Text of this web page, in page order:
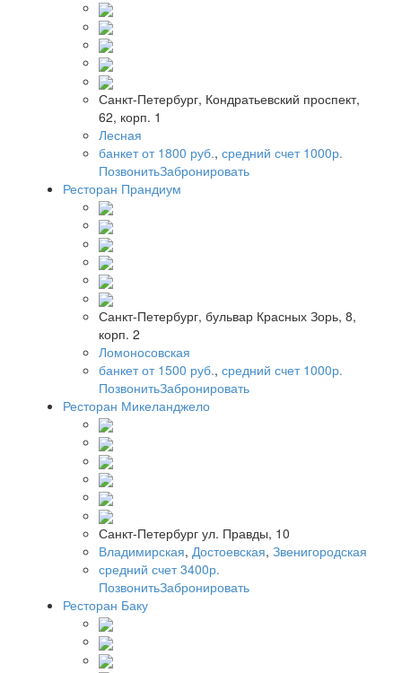
Санкт-Петербург, Кондратьевский проспект,
62, корп. 1
Лесная
банкет от 1800 руб., средний счет 1000р.
ПозвонитьЗабронировать
Ресторан Прандиум
Санкт-Петербург, бульвар Красных Зорь, 8,
корп. 2
Ломоносовская
банкет от 1500 руб., средний счет 1000р.
ПозвонитьЗабронировать
Ресторан Микеланджело
Санкт-Петербург ул. Правды, 10
Владимирская, Достоевская, Звенигородская
средний счет 3400р.
ПозвонитьЗабронировать
Ресторан Баку